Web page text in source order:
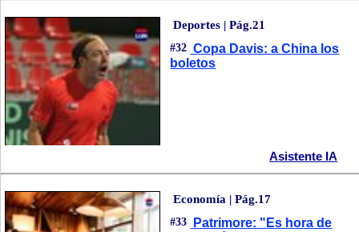
Deportes | Pág.21
#32 Copa Davis: a China los
boletos
Asistente IA
Economía | Pág.17
#33
Patrimore: "Es hora de